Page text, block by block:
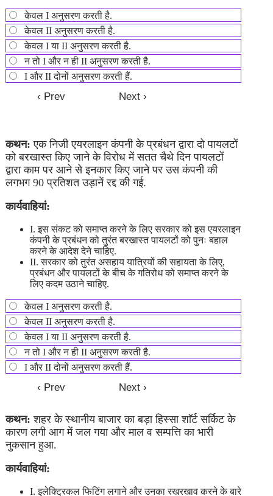
केवल I अनुसरण करती है.
केवल II अनुसरण करती है.
केवल I या II अनुसरण करती है.
न तो I और न ही II अनुसरण करती है.
I और II दोनों अनुसरण करती हैं.
कथन: एक निजी एयरलाइन कंपनी के प्रबंधन द्वारा दो पायलटों
को बरखास्त किए जाने के विरोध में सतत चैथे दिन पायलटों
द्वारा काम पर आने से इनकार किए जाने पर उस कंपनी की
लगभग 90 प्रतिशत उड़ानें रद्द की गई.
कार्यवाहियां:
I. इस संकट को समाप्त करने के लिए सरकार को इस एयरलाइन
कंपनी के प्रबंधन को तुरंत बरखास्त पायलटों को पुनः बहाल
करने के आदेश देने चाहिए.
II. सरकार को तुरंत असहाय यात्रियों की सहायता के लिए,
प्रबंधन और पायलटों के बीच के गतिरोध को समाप्त करने के
लिए कदम उठाने चाहिए.
केवल I अनुसरण करती है.
केवल II अनुसरण करती है.
केवल I या II अनुसरण करती है.
न तो I और न ही II अनुसरण करती है.
I और II दोनों अनुसरण करती हैं.
कथन: शहर के स्थानीय बाजार का बड़ा हिस्सा शाॅर्ट सर्किट के
कारण लगी आग में जल गया और माल व सम्पत्ति का भारी
नुकसान हुआ.
कार्यवाहियां:
I. इलेक्ट्रिकल फिटिंग लगाने और उनका रखरखाव करने के बारे